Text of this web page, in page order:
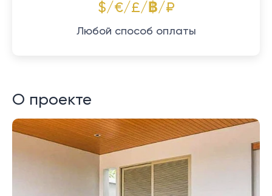
$/€/£/฿/₽
Любой способ оплаты
О проекте